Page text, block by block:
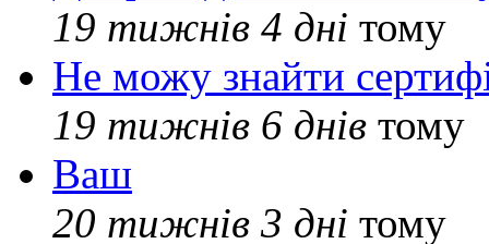
19 тижнів 4 дні тому
Не можу знайти
19 тижнів 6 днів тому
Ваш
20 тижнів 3 дні тому